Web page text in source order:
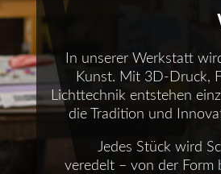
In unserer Werkstatt
Kunst. Mit 3D-Druck,
Lichttechnik entstehen
die Tradition und
Jedes Stück wird
veredelt – von der Form